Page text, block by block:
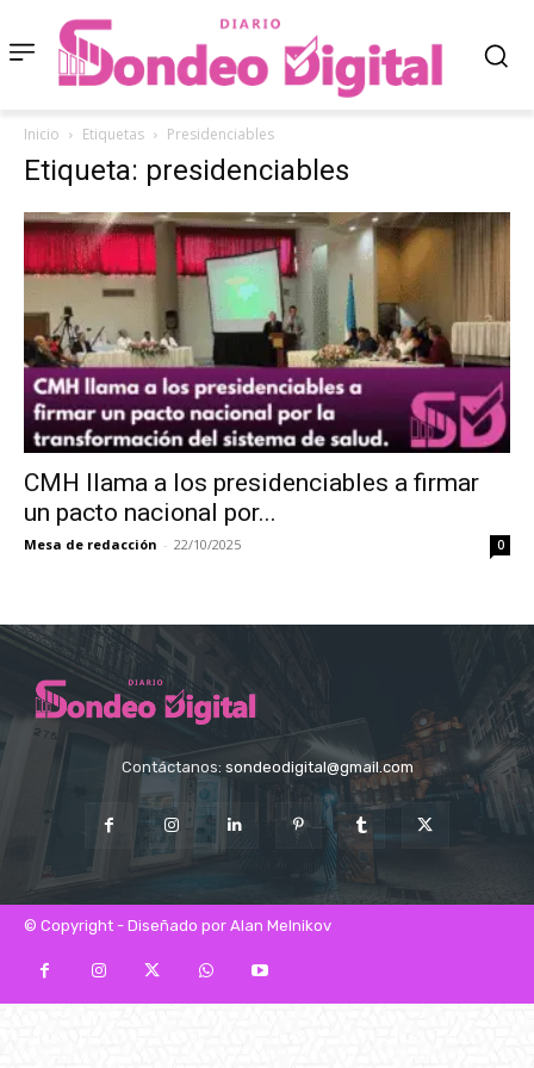
Inicio Etiquetas Presidenciables
Etiqueta: presidenciables
CMH llama a los presidenciables a firmar
un pacto nacional por...
Mesa de redacción - 22/10/2025 0
Contáctanos: sondeodigital@gmail.com
© Copyright - Diseñado por Alan Melnikov